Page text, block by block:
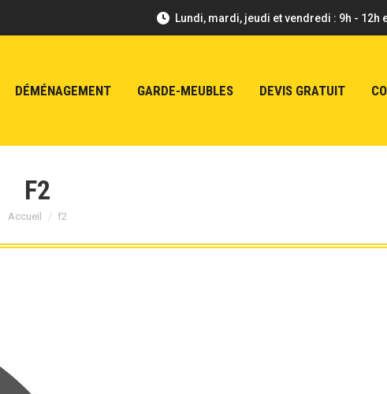
Lundi, mardi, jeudi et vendredi : 9h - 12h
DÉMÉNAGEMENT GARDE-MEUBLES DEVIS GRATUIT
F2
Vous êtes ici :
Accueil f2